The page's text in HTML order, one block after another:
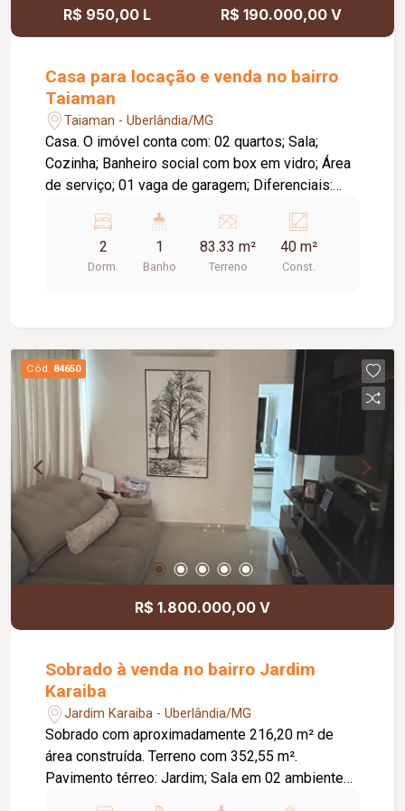
R$ 950,00 L R$ 190.000,00 V
Casa para locação e venda no bairro
Taiaman
Taiaman - Uberlândia/MG
Casa. O imóvel conta com: 02 quartos; Sala;
Cozinha; Banheiro social com box em vidro; Área
de serviço; 01 vaga de garagem; Diferenciais:
proporcionando conforto e praticidade; Excelente
opção para quem busca um imóvel com ótimo
custo-benefício.
2
Dorm.
1
Banho
83.33 m²
Terreno
40 m²
Const.
Cód. 84650
R$ 1.800.000,00 V
Sobrado à venda no bairro Jardim
Karaiba
Jardim Karaiba - Uberlândia/MG
Sobrado com aproximadamente 216,20 m² de
área construída. Terreno com 352,55 m².
Pavimento térreo: Jardim; Sala em 02 ambientes;